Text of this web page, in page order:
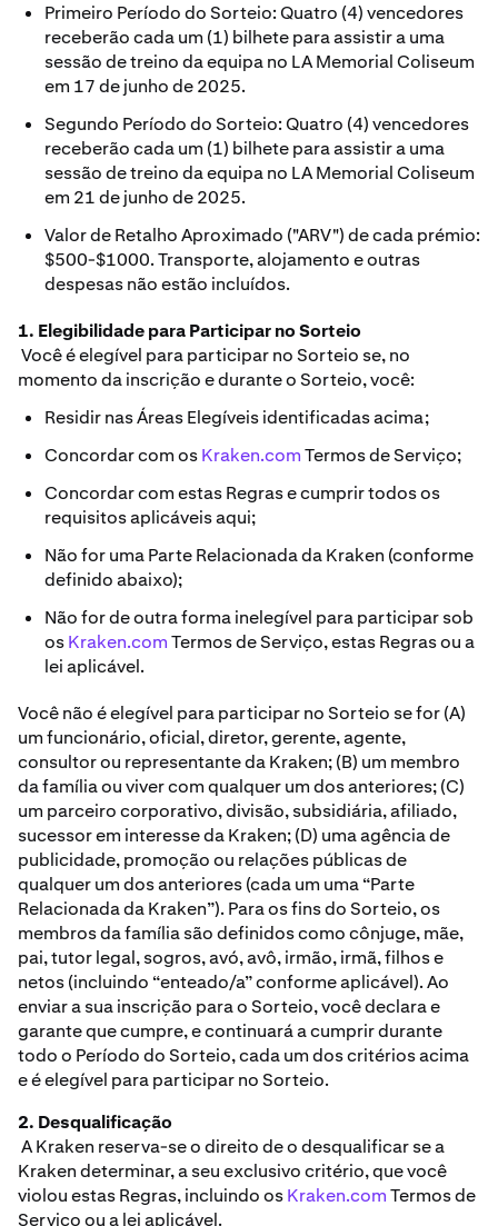
Primeiro Período do Sorteio: Quatro (4) vencedores
receberão cada um (1) bilhete para assistir a uma
sessão de treino da equipa no LA Memorial Coliseum
em 17 de junho de 2025.
Segundo Período do Sorteio: Quatro (4) vencedores
receberão cada um (1) bilhete para assistir a uma
sessão de treino da equipa no LA Memorial Coliseum
em 21 de junho de 2025.
Valor de Retalho Aproximado ("ARV") de cada prémio:
$500-$1000. Transporte, alojamento e outras
despesas não estão incluídos.
1. Elegibilidade para Participar no Sorteio
Você é elegível para participar no Sorteio se, no
momento da inscrição e durante o Sorteio, você:
Residir nas Áreas Elegíveis identificadas acima;
Concordar com osKraken.comTermos de Serviço;
Concordar com estas Regras e cumprir todos os
requisitos aplicáveis aqui;
Não for uma Parte Relacionada da Kraken (conforme
definido abaixo);
Não for de outra forma inelegível para participar sob
osKraken.comTermos de Serviço, estas Regras ou a
lei aplicável.
Você não é elegível para participar no Sorteio se for (A)
um funcionário, oficial, diretor, gerente, agente,
consultor ou representante da Kraken; (B) um membro
da família ou viver com qualquer um dos anteriores; (C)
um parceiro corporativo, divisão, subsidiária, afiliado,
sucessor em interesse da Kraken; (D) uma agência de
publicidade, promoção ou relações públicas de
qualquer um dos anteriores (cada um uma “Parte
Relacionada da Kraken”). Para os fins do Sorteio, os
membros da família são definidos como cônjuge, mãe,
pai, tutor legal, sogros, avó, avô, irmão, irmã, filhos e
netos (incluindo “enteado/a” conforme aplicável). Ao
enviar a sua inscrição para o Sorteio, você declara e
garante que cumpre, e continuará a cumprir durante
todo o Período do Sorteio, cada um dos critérios acima
e é elegível para participar no Sorteio.
2. Desqualificação
A Kraken reserva-se o direito de o desqualificar se a
Kraken determinar, a seu exclusivo critério, que você
violou estas Regras, incluindo osKraken.comTermos de
Serviço ou a lei aplicável.